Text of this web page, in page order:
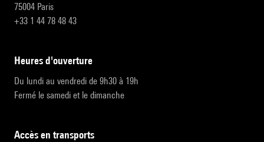
75004 Paris
+33 1 44 78 48 43
heures d'ouverture
Du lundi au vendredi de 9h30 à 19h
Fermé le samedi et le dimanche
accès en transports